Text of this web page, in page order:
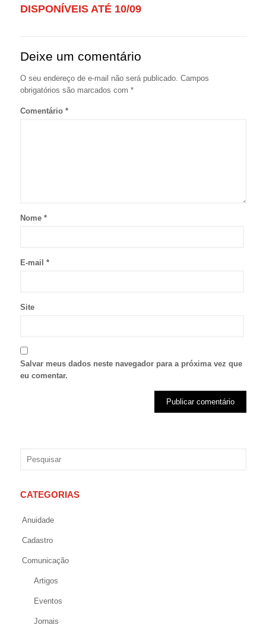
DISPONÍVEIS ATÉ 10/09
Deixe um comentário
O seu endereço de e-mail não será publicado. Campos
obrigatórios são marcados com *
Comentário *
Nome *
E-mail *
Site
Salvar meus dados neste navegador para a próxima vez que
eu comentar.
CATEGORIAS
Anuidade
Cadastro
Comunicação
Artigos
Eventos
Jornais